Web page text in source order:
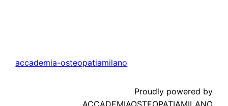
accademia-osteopatiamilano
Proudly powered by